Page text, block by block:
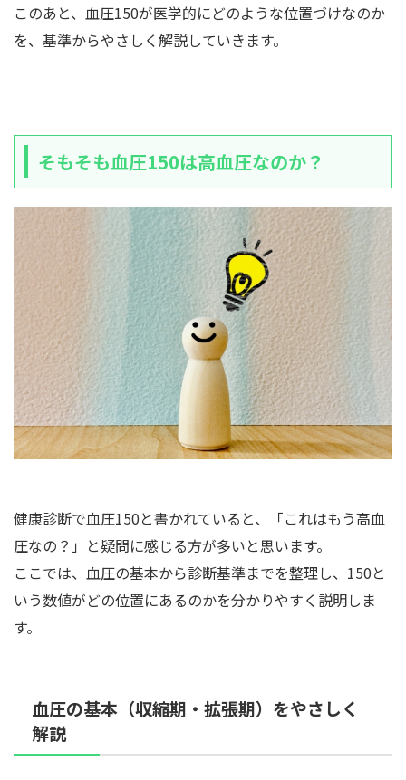
このあと、血圧150が医学的にどのような位置づけなのか
を、基準からやさしく解説していきます。
そもそも血圧150は高血圧なのか？
健康診断で血圧150と書かれていると、「これはもう高血
圧なの？」と疑問に感じる方が多いと思います。
ここでは、血圧の基本から診断基準までを整理し、150と
いう数値がどの位置にあるのかを分かりやすく説明しま
す。
血圧の基本（収縮期・拡張期）をやさしく
解説